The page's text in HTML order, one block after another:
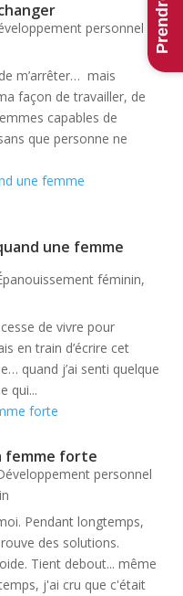
personnel et
m’arrêter… mais
façon de travailler, de
capables de
que personne ne
une femme
féminin,
de vivre pour
en train d’écrire cet
quand j’ai senti quelque
qui...
femme forte
personnel
Pendant longtemps,
des solutions.
Tient debout... même
j'ai cru que c'était